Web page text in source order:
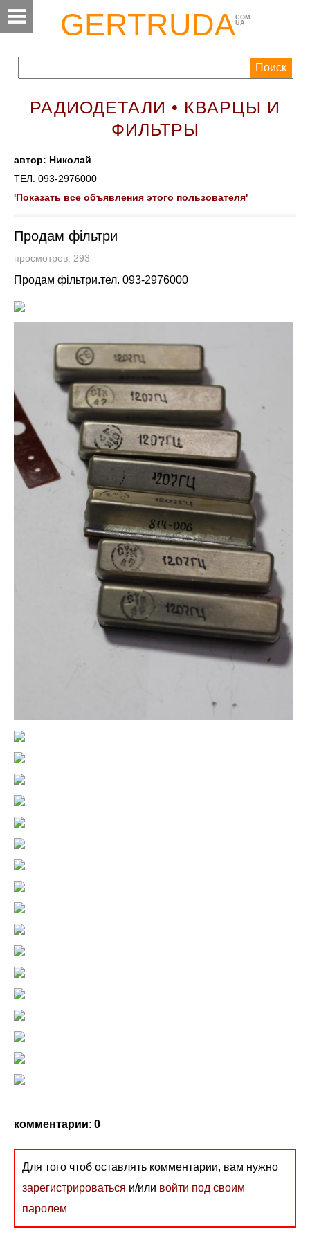
GERTRUDACOM
UA
РАДИОДЕТАЛИ • КВАРЦЫ И
ФИЛЬТРЫ
автор: Николай
ТЕЛ. 093-2976000
'Показать все объявления этого пользователя'
Продам фільтри
просмотров: 293
Продам фільтри.тел. 093-2976000
комментарии: 0
Для того чтоб оставлять комментарии, вам нужно
зарегистрироваться и/или войти под своим
паролем